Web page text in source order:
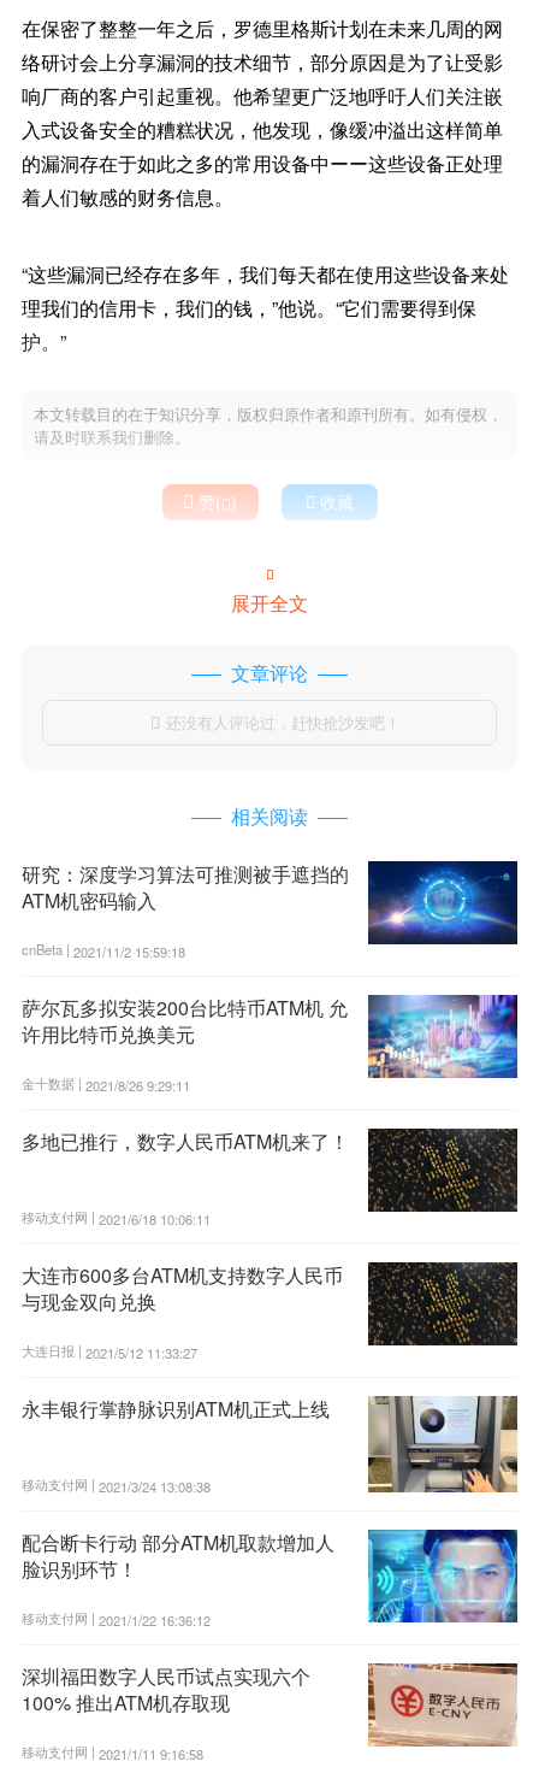
在保密了整整一年之后，罗德里格斯计划在未来几周的网
络研讨会上分享漏洞的技术细节，部分原因是为了让受影
响厂商的客户引起重视。他希望更广泛地呼吁人们关注嵌
入式设备安全的糟糕状况，他发现，像缓冲溢出这样简单
的漏洞存在于如此之多的常用设备中ーー这些设备正处理
着人们敏感的财务信息。
“这些漏洞已经存在多年，我们每天都在使用这些设备来处
理我们的信用卡，我们的钱，”他说。“它们需要得到保
护。”
本文转载目的在于知识分享，版权归原作者和原刊所有。如有侵权，
请及时联系我们删除。
 赞()  收藏

展开全文
文章评论
 还没有人评论过，赶快抢沙发吧！
相关阅读
研究：深度学习算法可推测被手遮挡的
ATM机密码输入
cnBeta | 2021/11/2 15:59:18
萨尔瓦多拟安装200台比特币ATM机 允
许用比特币兑换美元
金十数据 | 2021/8/26 9:29:11
多地已推行，数字人民币ATM机来了！
移动支付网 | 2021/6/18 10:06:11
大连市600多台ATM机支持数字人民币
与现金双向兑换
大连日报 | 2021/5/12 11:33:27
永丰银行掌静脉识别ATM机正式上线
移动支付网 | 2021/3/24 13:08:38
配合断卡行动 部分ATM机取款增加人
脸识别环节！
移动支付网 | 2021/1/22 16:36:12
深圳福田数字人民币试点实现六个
100% 推出ATM机存取现
移动支付网 | 2021/1/11 9:16:58